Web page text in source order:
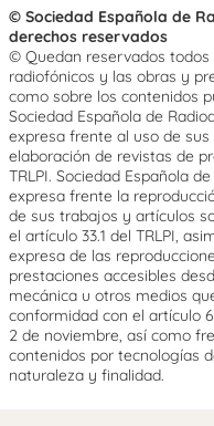
© Sociedad Española de
derechos reservados
© Quedan reservados
radiofónicos y las obras y
como sobre los contenidos
Sociedad Española de
expresa frente al uso de
elaboración de revistas de
TRLPI. Sociedad Española
expresa frente la
de sus trabajos y artículos
el artículo 33.1 del TRLPI,
expresa de las
prestaciones accesibles
mecánica u otros medios
conformidad con el artículo
2 de noviembre, así como
contenidos por tecnologías
naturaleza y finalidad.